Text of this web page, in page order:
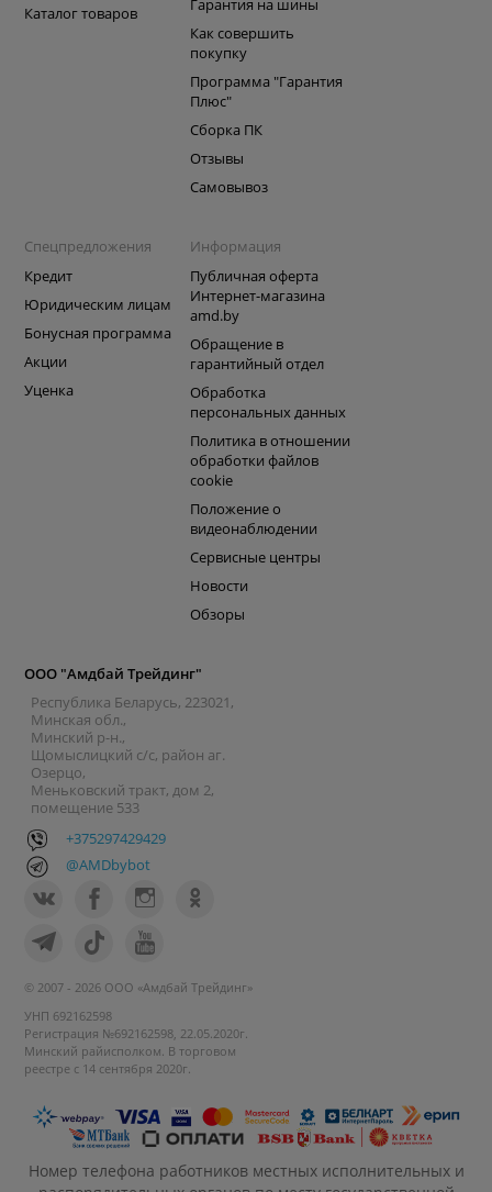
Каталог товаров
Гарантия на шины
Как совершить
покупку
Программа "Гарантия
Плюс"
Сборка ПК
Отзывы
Самовывоз
Спецпредложения
Кредит
Юридическим лицам
Бонусная программа
Акции
Уценка
Информация
Публичная оферта
Интернет-магазина
amd.by
Обращение в
гарантийный отдел
Обработка
персональных данных
Политика в отношении
обработки файлов
cookie
Положение о
видеонаблюдении
Сервисные центры
Новости
Обзоры
ООО "Амдбай Трейдинг"
Республика Беларусь, 223021,
Минская обл.,
Минский р-н.,
Щомыслицкий с/с, район аг.
Озерцо,
Меньковский тракт, дом 2,
помещение 533
+375297429429
@AMDbybot
© 2007 - 2026 ООО «Амдбай Трейдинг»
УНП 692162598
Регистрация №692162598, 22.05.2020г.
Минский райисполком. В торговом
реестре с 14 сентября 2020г.
Номер телефона работников местных исполнительных и